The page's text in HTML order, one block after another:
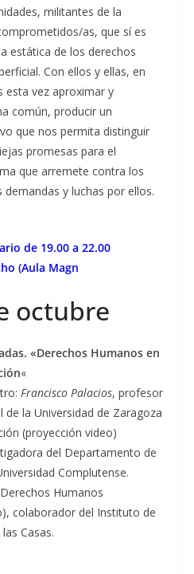
militantes de la
as, que sí es
estática de los derechos
Con ellos y ellas, en
esta vez aproximar y
común, producir un
que nos permita distinguir
promesas para el
que arremete contra los
y luchas por ellos.
de 19.00 a 22.00
(Aula Magn
octubre
«Derechos Humanos en
«
Francisco Palacios, profesor
la Universidad de Zaragoza
(proyección video)
del Departamento de
Complutense.
Humanos
colaborador del Instituto de
Casas.